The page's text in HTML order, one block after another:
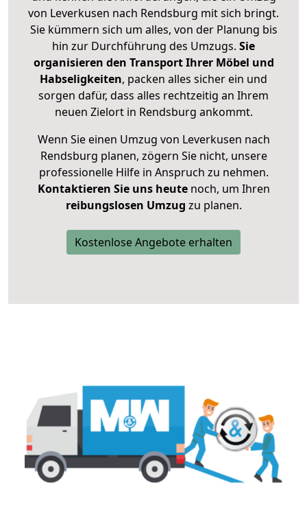
von Leverkusen nach Rendsburg mit sich bringt.
Sie kümmern sich um alles, von der Planung bis
hin zur Durchführung des Umzugs. Sie
organisieren den Transport Ihrer Möbel und
Habseligkeiten, packen alles sicher ein und
sorgen dafür, dass alles rechtzeitig an Ihrem
neuen Zielort in Rendsburg ankommt.
Wenn Sie einen Umzug von Leverkusen nach
Rendsburg planen, zögern Sie nicht, unsere
professionelle Hilfe in Anspruch zu nehmen.
Kontaktieren Sie uns heutenoch, um Ihren
reibungslosen Umzug zu planen.
Kostenlose Angebote erhalten